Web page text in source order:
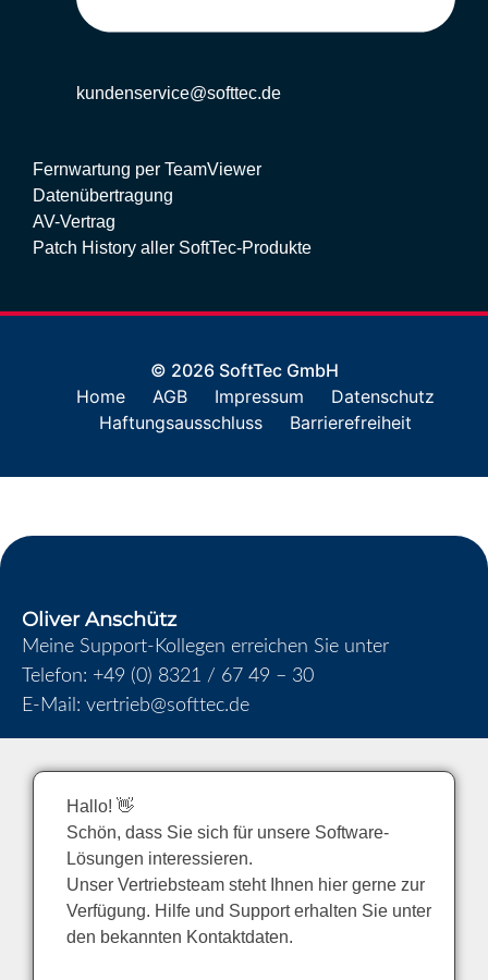
kundenservice@softtec.de
Fernwartung per TeamViewer
Datenübertragung
AV-Vertrag
Patch History aller SoftTec-Produkte
© 2026 SoftTec GmbH
Home
AGB Impressum
Datenschutz
Haftungsausschluss
Barrierefreiheit
Oliver Anschütz
Meine Support-Kollegen erreichen Sie unter
Telefon: +49 (0) 8321 / 67 49 – 30
E-Mail: vertrieb@softtec.de
Hallo! 👋
Schön, dass Sie sich für unsere Software-
Lösungen interessieren.
Unser Vertriebsteam steht Ihnen hier gerne zur
Verfügung. Hilfe und Support erhalten Sie unter
den bekannten Kontaktdaten.